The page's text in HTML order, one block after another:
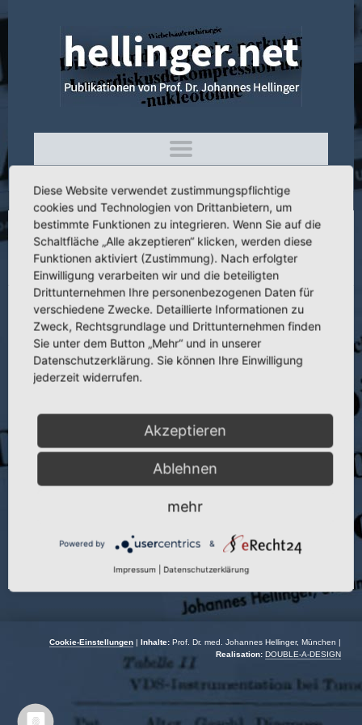
4.253 Simultaneous Laser-Nucleotomy of
Cervical and Lumbar Disc Herniations
Titel:Simultaneous Laser-Nucleotomy of Cervical and Lumbar Disc
Herniations
Veranstaltung:
Autor:J. Hellinger
Veranstaltungsort: Neuchatel | Schweiz
15.09.–17.09.1994
Cookie-Einstellungen | Inhalte: Prof. Dr. med. Johannes Hellinger, München |
Realisation: DOUBLE-A-DESIGN
Diese Website verwendet zustimmungspflichtige
cookies und Technologien von Drittanbietern, um
bestimmte Funktionen zu integrieren. Wenn Sie auf die
Schaltfläche „Alle akzeptieren“ klicken, werden diese
Funktionen aktiviert (Zustimmung). Nach erfolgter
Einwilligung verarbeiten wir und die beteiligten
Drittunternehmen Ihre personenbezogenen Daten für
verschiedene Zwecke. Detaillierte Informationen zu
Zweck, Rechtsgrundlage und Drittunternehmen finden
Sie unter dem Button „Mehr“ und in unserer
Datenschutzerklärung. Sie können Ihre Einwilligung
jederzeit widerrufen.
Akzeptieren
Ablehnen
mehr
Powered by &
Impressum Datenschutzerklärung